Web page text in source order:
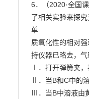
6．（2020·全国
了相关实验来探
单
质氧化性的相对
持仪器已略去，气
Ⅰ．打开弹簧夹，
Ⅱ．当B和C中的
Ⅲ．当B中溶液由